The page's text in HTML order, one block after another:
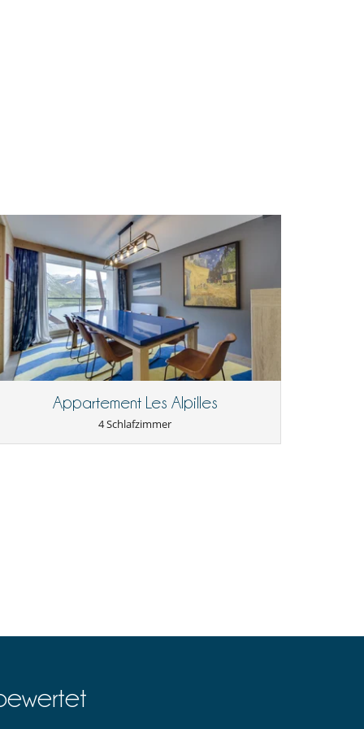
Appartement Les Alpilles
4 Schlafzimmer